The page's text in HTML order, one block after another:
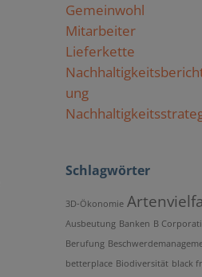
Gemeinwohl
Mitarbeiter
Lieferkette
ung
Schlagwörter
3D-Ökonomie
Ausbeutung Banken B
Berufung
betterplace Biodiversität black